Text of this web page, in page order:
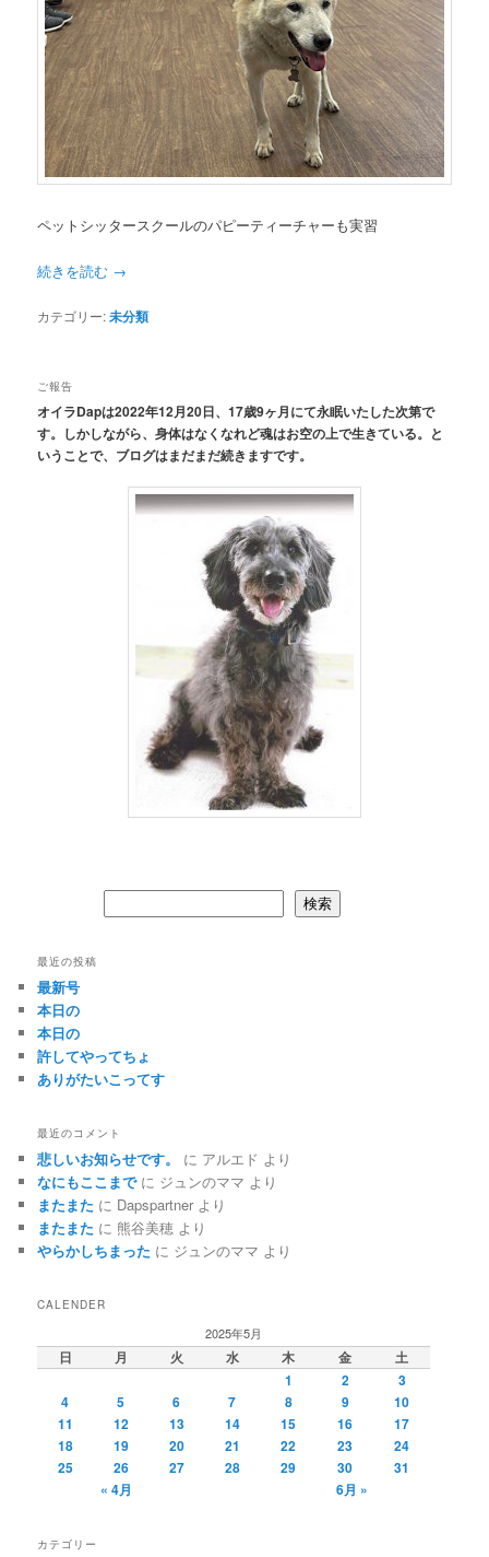
ペットシッタースクールのパピーティーチャーも実習
続きを読む →
カテゴリー:未分類
ご報告
オイラDapは2022年12月20日、17歳9ヶ月にて永眠いたした次第で
す。しかしながら、身体はなくなれど魂はお空の上で生きている。と
いうことで、ブログはまだまだ続きますです。
検索
最近の投稿
最新号
本日の
本日の
許してやってちょ
ありがたいこってす
最近のコメント
悲しいお知らせです。 に アルエド より
なにもここまでに ジュンのママ より
またまた に Dapspartner より
またまた に 熊谷美穂 より
やらかしちまった に ジュンのママ より
CALENDER
2025年5月
日 月 火 水 木 金
土
1
2
3
4
5 6 7 8 9
10
11
12 13 14 15 16
17
18
19 20 21 22 23
24
25
26 27 28 29 30
31
« 4月
6月 »
カテゴリー